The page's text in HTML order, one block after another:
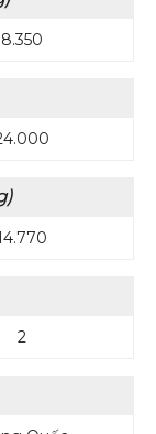
8.350
2